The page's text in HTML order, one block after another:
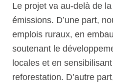
Le projet va au-delà de
émissions. D’une part,
emplois ruraux, en
soutenant le
locales et en
reforestation. D’autre